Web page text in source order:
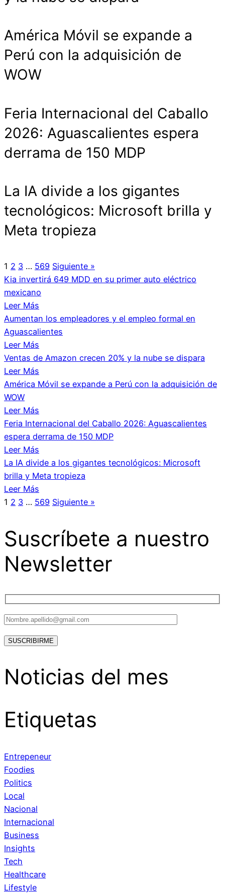
América Móvil se expande a
Perú con la adquisición de
WOW
Feria Internacional del Caballo
2026: Aguascalientes espera
derrama de 150 MDP
La IA divide a los gigantes
tecnológicos: Microsoft brilla y
Meta tropieza
1 2 3 … 569 Siguiente »
Kia invertirá 649 MDD en su primer auto eléctrico
mexicano
Leer Más
Aumentan los empleadores y el empleo formal en
Aguascalientes
Leer Más
Ventas de Amazon crecen 20% y la nube se dispara
Leer Más
América Móvil se expande a Perú con la adquisición de
WOW
Leer Más
Feria Internacional del Caballo 2026: Aguascalientes
espera derrama de 150 MDP
Leer Más
La IA divide a los gigantes tecnológicos: Microsoft
brilla y Meta tropieza
Leer Más
1 2 3 … 569 Siguiente »
Suscríbete a nuestro
Newsletter
Noticias del mes
Etiquetas
Entrepeneur
Foodies
Politics
Local
Nacional
Internacional
Business
Insights
Tech
Healthcare
Lifestyle